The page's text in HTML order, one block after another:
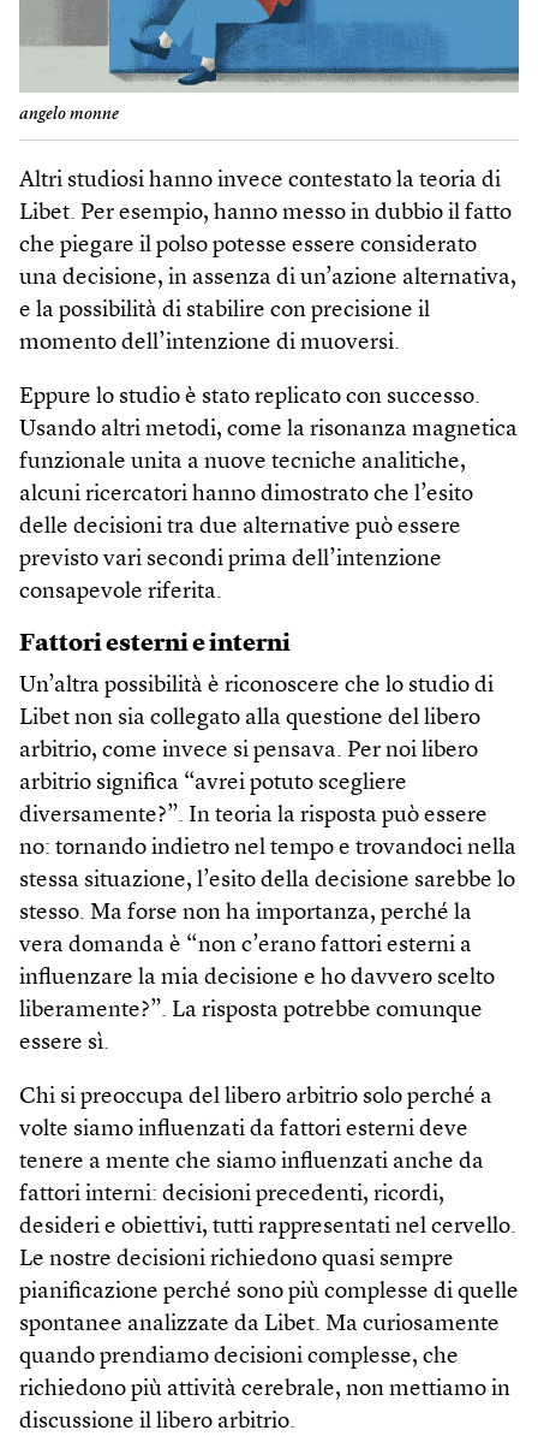
angelo monne
Altri studiosi hanno invece contestato la teoria di
Libet. Per esempio, hanno messo in dubbio il fatto
che piegare il polso potesse essere considerato
una decisione, in assenza di un’azione alternativa,
e la possibilità di stabilire con precisione il
momento dell’intenzione di muoversi.
Eppure lo studio è stato replicato con successo.
Usando altri metodi, come la risonanza magnetica
funzionale unita a nuove tecniche analitiche,
alcuni ricercatori hanno dimostrato che l’esito
delle decisioni tra due alternative può essere
previsto vari secondi prima dell’intenzione
consapevole riferita.
Fattori esterni e interni
Un’altra possibilità è riconoscere che lo studio di
Libet non sia collegato alla questione del libero
arbitrio, come invece si pensava. Per noi libero
arbitrio significa “avrei potuto scegliere
diversamente?”. In teoria la risposta può essere
no: tornando indietro nel tempo e trovandoci nella
stessa situazione, l’esito della decisione sarebbe lo
stesso. Ma forse non ha importanza, perché la
vera domanda è “non c’erano fattori esterni a
influenzare la mia decisione e ho davvero scelto
liberamente?”. La risposta potrebbe comunque
essere sì.
Chi si preoccupa del libero arbitrio solo perché a
volte siamo influenzati da fattori esterni deve
tenere a mente che siamo influenzati anche da
fattori interni: decisioni precedenti, ricordi,
desideri e obiettivi, tutti rappresentati nel cervello.
Le nostre decisioni richiedono quasi sempre
pianificazione perché sono più complesse di quelle
spontanee analizzate da Libet. Ma curiosamente
quando prendiamo decisioni complesse, che
richiedono più attività cerebrale, non mettiamo in
discussione il libero arbitrio.